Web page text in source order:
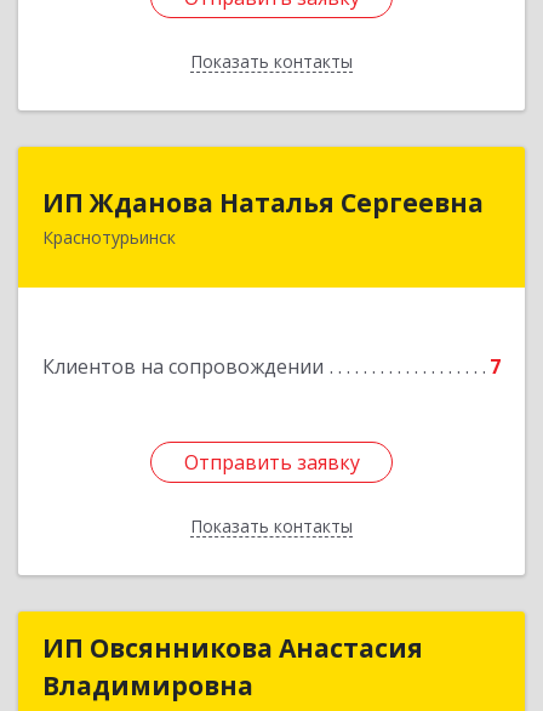
Показать контакты
Назад
ИП Жданова Наталья Сергеевна
Краснотурьинск
Клиентов на сопровождении 7
Отправить заявку
Показать контакты
Отправить заявку
Назад
ИП Овсянникова Анастасия
Владимировна
ИП Овсянникова Анастасия